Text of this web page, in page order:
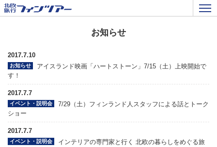
お知らせ
2017.7.10
お知らせ
アイスランド映画「ハートストーン」7/15（土）上映開始で
す！
2017.7.7
イベント・説明会
7/29（土）フィンランド人スタッフによる話とトーク
ショー
2017.7.7
イベント・説明会
インテリアの専門家と行く 北欧の暮らしをめぐる旅